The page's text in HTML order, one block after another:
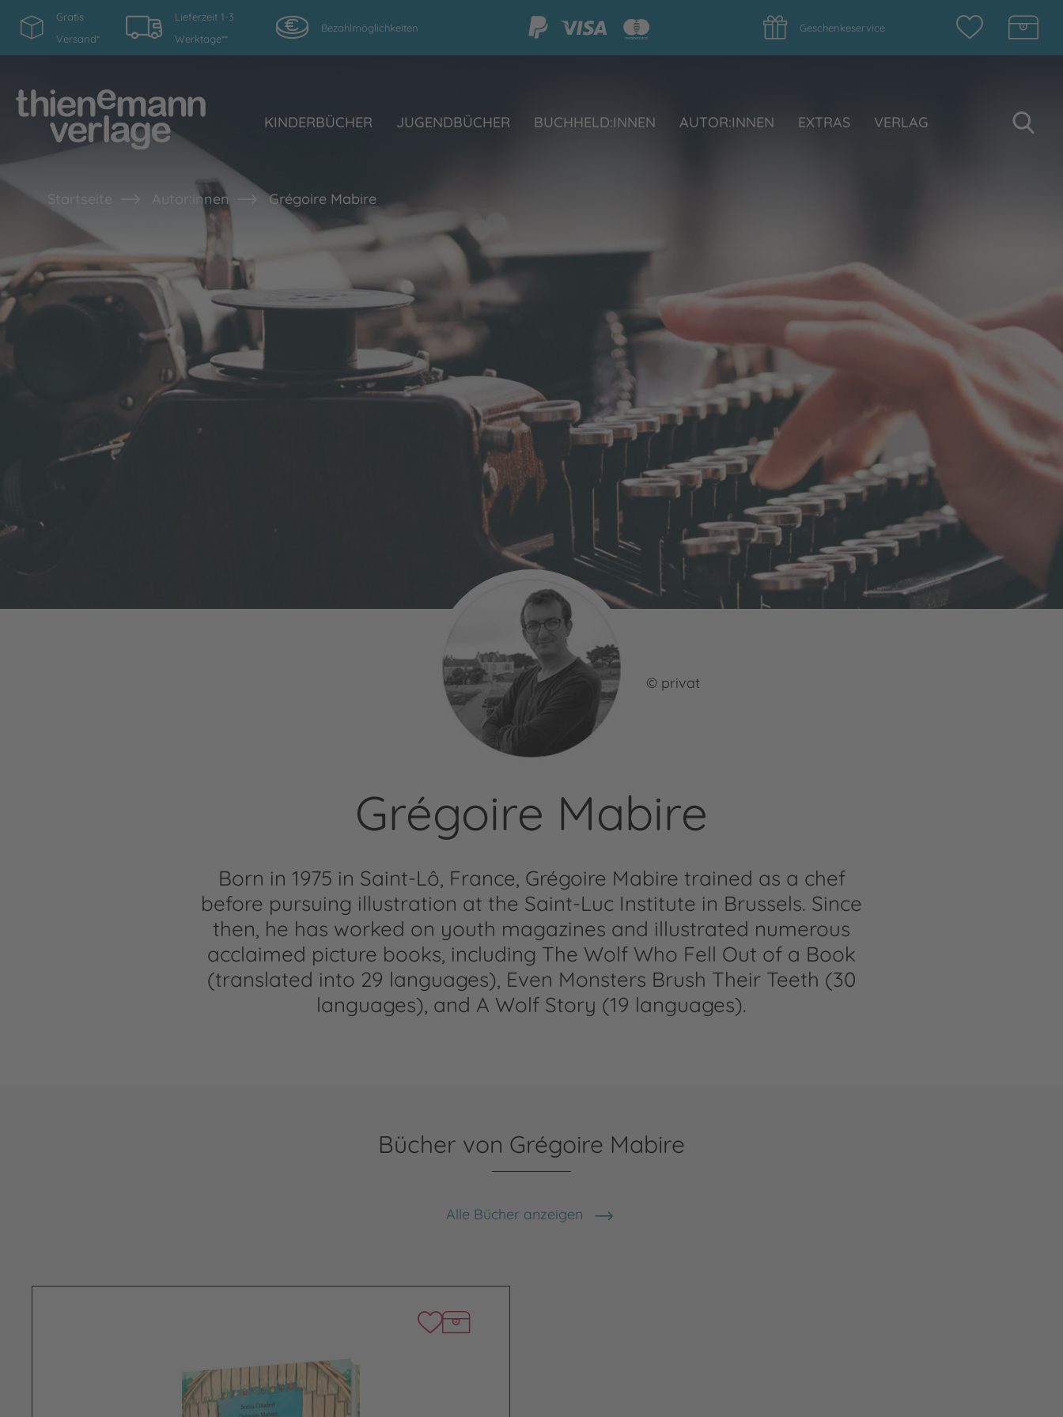
Gratis
Versand*
Lieferzeit 1-3
Werktage**
Bezahlmöglichkeiten Geschenkeservice
KINDERBÜCHER JUGENDBÜCHER BUCHHELD:INNEN AUTOR:INNEN EXTRAS VERLAG
Startseite Autor:innen Grégoire Mabire
© privat
Grégoire Mabire
Born in 1975 in Saint-Lô, France, Grégoire Mabire trained as a chef
before pursuing illustration at the Saint-Luc Institute in Brussels. Since
then, he has worked on youth magazines and illustrated numerous
acclaimed picture books, including The Wolf Who Fell Out of a Book
(translated into 29 languages), Even Monsters Brush Their Teeth (30
languages), and A Wolf Story (19 languages).
Bücher von Grégoire Mabire
Alle Bücher anzeigen